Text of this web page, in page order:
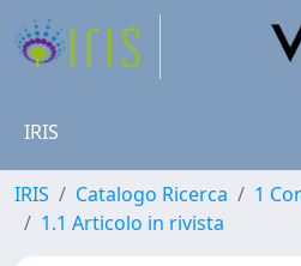
IRIS
IRIS Catalogo Ricerca
1
1.1 Articolo in rivista